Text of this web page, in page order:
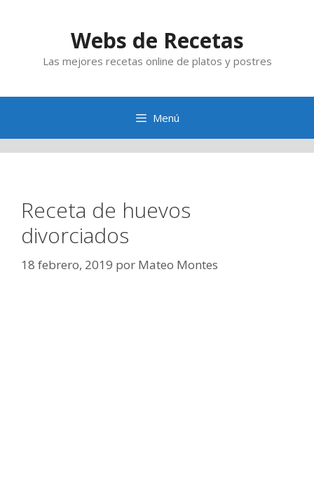
Webs de Recetas
Las mejores recetas online de platos y postres
Menú
Receta de huevos
divorciados
18 febrero, 2019 por Mateo Montes